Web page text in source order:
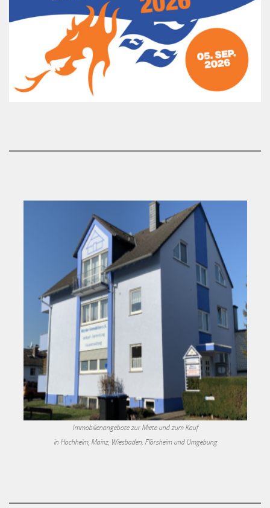
Immobilienangebote zur Miete und zum Kauf
in Hochheim, Mainz, Wiesbaden, Flörsheim und Umgebung